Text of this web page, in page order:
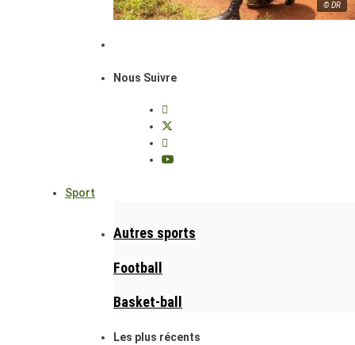
© DR
Nous Suivre
Sport
Autres sports
Football
Basket-ball
Les plus récents